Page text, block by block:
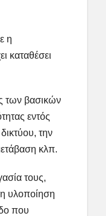
η
καταθέσει
των βασικών
εντός
την
κλπ.
τους,
υλοποίηση
που